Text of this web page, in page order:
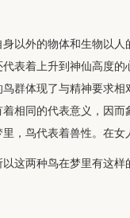
以外的物体和生物以
表着上升到神仙高度
群体现了与精神要求
相同的代表意义，因
，鸟代表着兽性。在女
这两种鸟在梦里有这